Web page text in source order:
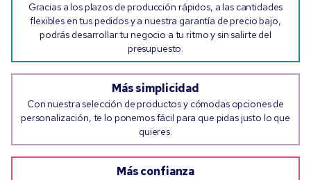
Gracias a los plazos de producción rápidos, a las cantidades
flexibles en tus pedidos y a nuestra garantía de precio bajo,
podrás desarrollar tu negocio a tu ritmo y sin salirte del
presupuesto.
Más simplicidad
Con nuestra selección de productos y cómodas opciones de
personalización, te lo ponemos fácil para que pidas justo lo que
quieres.
Más confianza